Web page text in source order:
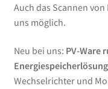
Auch das Scannen
uns möglich.
Neu bei uns: PV-Ware
Wechselrichter und